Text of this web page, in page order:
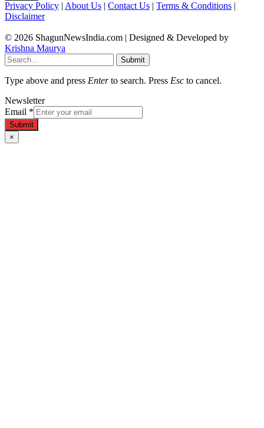
Privacy Policy | About Us | Contact Us | Terms & Conditions |
Disclaimer
© 2026 ShagunNewsIndia.com | Designed & Developed by
Krishna Maurya
Submit
Type above and press Enterto search. Press Esc to cancel.
Newsletter
Email *
Submit
×